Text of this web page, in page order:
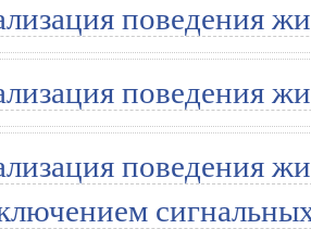
поведения
поведения
поведения